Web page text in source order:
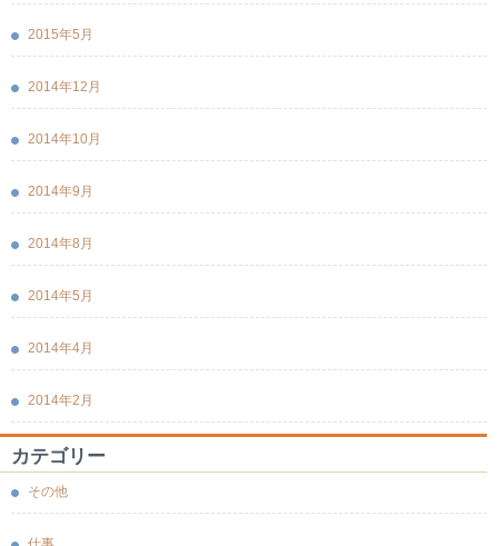
2015年5月
2014年12月
2014年10月
2014年9月
2014年8月
2014年5月
2014年4月
2014年2月
カテゴリー
その他